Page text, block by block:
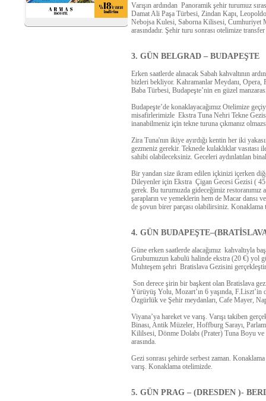
Varışın ardından Panoramik şehir turumuz
Damat Ali Paşa Türbesi, Zindan Kapı,
Nebojsa Kulesi, Saborna Kilisesi, Cumhuriyet
arasındadır. Şehir turu sonrası otelimize
3. GÜN BELGRAD – BUDAPEŞTE
Erken saatlerde alınacak Sabah kahvaltının
bizleri bekliyor. Kahramanlar Meydanı, Opera,
Baba Türbesi, Budapeşte’nin en güzel
Budapeşte’de konaklayacağımız Otelimize
misafirlerimizle Ekstra Tuna Nehri Tekne
inanabilmeniz için tekne turuna çıkmanız
Zira Tuna'nın ikiye ayırdığı kentin her iki
gezmeniz gerekir. Teknede kulaklıklar
sahibi olabileceksiniz. Geceleri aydınlatılan
Bir yandan size ikram edilen içkinizi içerken
Dileyenler için Ekstra Çigan Gecesi Gezisi (
gerek. Bu turumuzda gideceğimiz restoranımız
şarapların ve yemeklerin hem de Macar dansı
de şovun birer parçası olabilirsiniz. Konaklama
4. GÜN
Güne erken saatlerde alacağımız kahvaltıyla
Grubumuzun kabulü halinde ekstra (20 €) yol
Muhteşem şehri Bratislava Gezisini
Son derece şirin bir başkent olan Bratislava
Yürüyüş Yolu, Mozart’ın 6 yaşında,
Özgürlük ve Şehir meydanları, Cafe Mayer,
Viyana’ya hareket ve varış. Varışı takiben
Binası, Antik Müzeler, Hoffburg Sarayı,
Kililsesi, Dönme Dolabı (Prater) Tuna Boyu
arasında.
Gezi sonrası şehirde serbest zaman.
varış. Konaklama otelimizde.
5. GÜN PRAG – (DRESDEN )-